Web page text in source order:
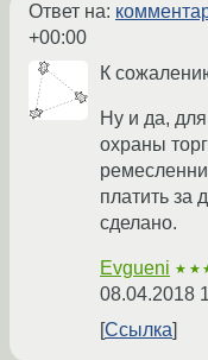
Ответ на:
+00:00
К
Ну и да,
охраны
платить за
сделано.
Evgueni
08.04.2018
Ссылка